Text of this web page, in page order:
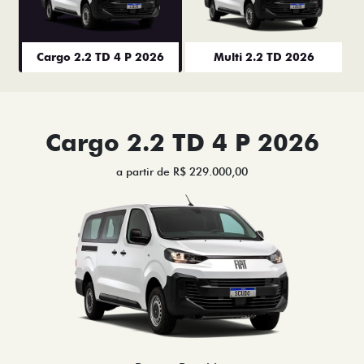
Cargo 2.2 TD 4 P 2026 Multi 2.2 TD 2026
Cargo 2.2 TD 4 P 2026
a partir de R$ 229.000,00